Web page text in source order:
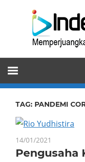
Memperjuangkan
Keadilan
dan
Kebenaran
TAG: PANDEMI
14/01/2021
Pengusaha